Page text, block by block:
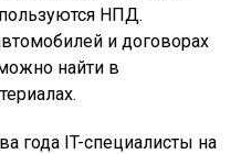
НПД.
и договорах
найти в
года IT-специалисты на